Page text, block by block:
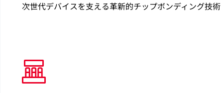
次世代デバイスを支える革新的チップボンディング技術